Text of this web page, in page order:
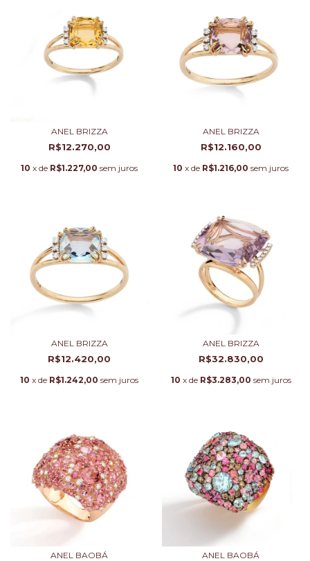
ANEL BRIZZA
R$12.270,00
10 x de R$1.227,00 sem juros
ANEL BRIZZA
R$12.160,00
10 x de R$1.216,00 sem juros
ANEL BRIZZA
R$12.420,00
10 x de R$1.242,00 sem juros
ANEL BRIZZA
R$32.830,00
10 x de R$3.283,00 sem juros
ANEL BAOBÁ ANEL BAOBÁ